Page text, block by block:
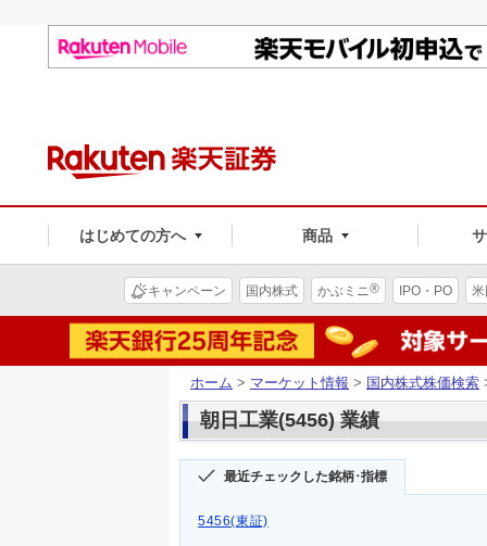
はじめての方へ 商品
キャンペーン 国内株式 かぶミニ® IPO・PO
ホーム > マーケット情報 > 国内株式株価検索
朝日工業(5456) 業績
最近チェックした銘柄･指標
5456(東証)